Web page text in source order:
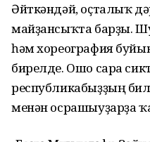
Әйткәндәй, оҫталыҡ
майҙансыҡта барҙы.
һәм хореография
бирелде. Ошо сара
республикабыҙҙың
менән осрашыуҙарҙа